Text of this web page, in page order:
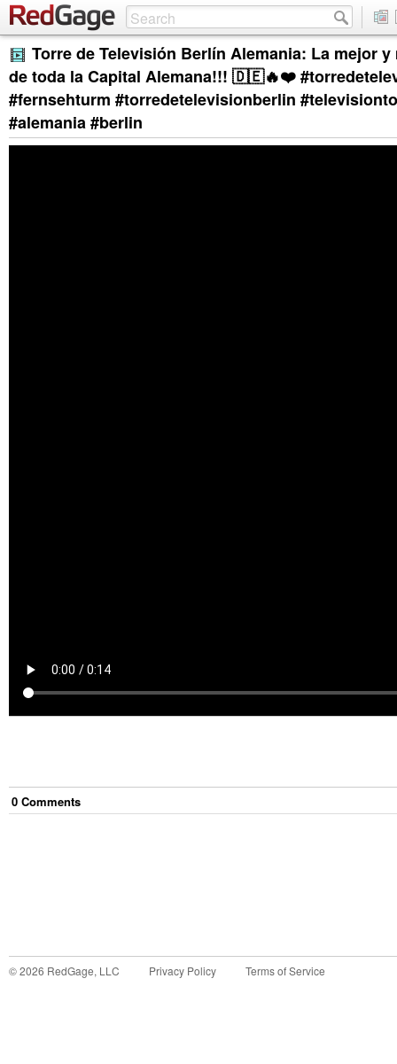
Torre de Televisión Berlín Alemania: La mejor
de toda la Capital Alemana!!! 🇩🇪🔥❤️
#fernsehturm #torredetelevisionberlin
#alemania #berlin
0 Comments
©2026 RedGage, LLC Privacy Policy Terms of Service